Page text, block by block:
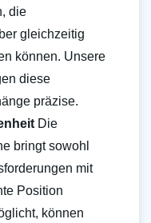
die
gleichzeitig
können. Unsere
diese
präzise.
Die
bringt sowohl
mit
Position
können